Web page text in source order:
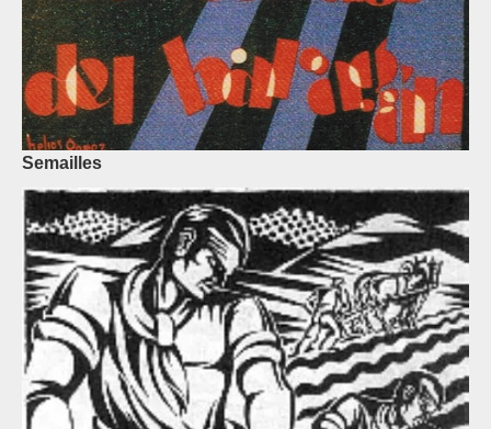
Semailles